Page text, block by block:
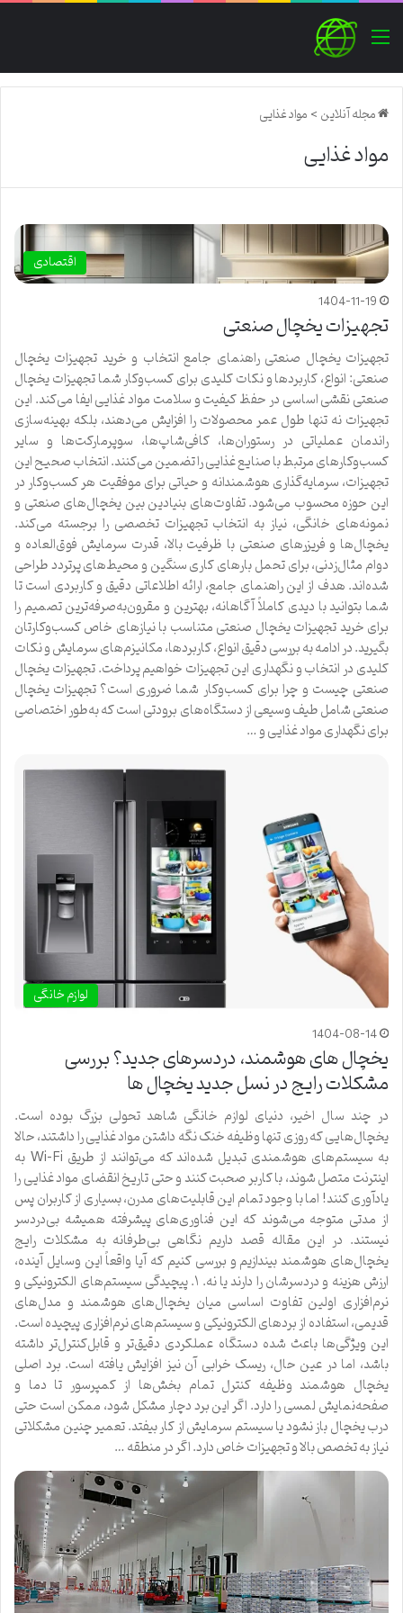
منو
مجله آنلاین>مواد غذایی
مواد غذایی
اقتصادی
1404-11-19
تجهیزات یخچال صنعتی
تجهیزات یخچال صنعتی راهنمای جامع انتخاب و خرید تجهیزات یخچال
صنعتی: انواع، کاربردها و نکات کلیدی برای کسب‌وکار شما تجهیزات یخچال
صنعتی نقشی اساسی در حفظ کیفیت و سلامت مواد غذایی ایفا می‌کند. این
تجهیزات نه تنها طول عمر محصولات را افزایش می‌دهند، بلکه بهینه‌سازی
راندمان عملیاتی در رستوران‌ها، کافی‌شاپ‌ها، سوپرمارکت‌ها و سایر
کسب‌وکارهای مرتبط با صنایع غذایی را تضمین می‌کنند. انتخاب صحیح این
تجهیزات، سرمایه‌گذاری هوشمندانه و حیاتی برای موفقیت هر کسب‌وکار در
این حوزه محسوب می‌شود. تفاوت‌های بنیادین بین یخچال‌های صنعتی و
نمونه‌های خانگی، نیاز به انتخاب تجهیزات تخصصی را برجسته می‌کند.
یخچال‌ها و فریزرهای صنعتی با ظرفیت بالا، قدرت سرمایش فوق‌العاده و
دوام مثال‌زدنی، برای تحمل بارهای کاری سنگین و محیط‌های پرتردد طراحی
شده‌اند. هدف از این راهنمای جامع، ارائه اطلاعاتی دقیق و کاربردی است تا
شما بتوانید با دیدی کاملاً آگاهانه، بهترین و مقرون‌به‌صرفه‌ترین تصمیم را
برای خرید تجهیزات یخچال صنعتی متناسب با نیازهای خاص کسب‌وکارتان
بگیرید. در ادامه به بررسی دقیق انواع، کاربردها، مکانیزم‌های سرمایش و نکات
کلیدی در انتخاب و نگهداری این تجهیزات خواهیم پرداخت. تجهیزات یخچال
صنعتی چیست و چرا برای کسب‌وکار شما ضروری است؟ تجهیزات یخچال
صنعتی شامل طیف وسیعی از دستگاه‌های برودتی است که به‌طور اختصاصی
برای نگهداری مواد غذایی و …
لوازم خانگی
1404-08-14
یخچال های هوشمند، دردسرهای جدید؟ بررسی
مشکلات رایج در نسل جدید یخچال ها
در چند سال اخیر، دنیای لوازم خانگی شاهد تحولی بزرگ بوده است.
یخچال‌هایی که روزی تنها وظیفه خنک نگه داشتن مواد غذایی را داشتند، حالا
به سیستم‌های هوشمندی تبدیل شده‌اند که می‌توانند از طریق Wi-Fi به
اینترنت متصل شوند، با کاربر صحبت کنند و حتی تاریخ انقضای مواد غذایی را
یادآوری کنند! اما با وجود تمام این قابلیت‌های مدرن، بسیاری از کاربران پس
از مدتی متوجه می‌شوند که این فناوری‌های پیشرفته همیشه بی‌دردسر
نیستند. در این مقاله قصد داریم نگاهی بی‌طرفانه به مشکلات رایج
یخچال‌های هوشمند بیندازیم و بررسی کنیم که آیا واقعاً این وسایل آینده،
ارزش هزینه و دردسرشان را دارند یا نه. ۱. پیچیدگی سیستم‌های الکترونیکی و
نرم‌افزاری اولین تفاوت اساسی میان یخچال‌های هوشمند و مدل‌های
قدیمی، استفاده از بردهای الکترونیکی و سیستم‌های نرم‌افزاری پیچیده است.
این ویژگی‌ها باعث شده دستگاه عملکردی دقیق‌تر و قابل‌کنترل‌تر داشته
باشد، اما در عین حال، ریسک خرابی آن نیز افزایش یافته است. برد اصلی
یخچال هوشمند وظیفه کنترل تمام بخش‌ها از کمپرسور تا دما و
صفحه‌نمایش لمسی را دارد. اگر این برد دچار مشکل شود، ممکن است حتی
درب یخچال باز نشود یا سیستم سرمایش از کار بیفتد. تعمیر چنین مشکلاتی
نیاز به تخصص بالا و تجهیزات خاص دارد. اگر در منطقه …